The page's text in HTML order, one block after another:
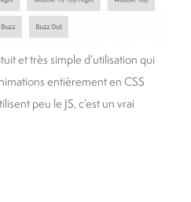
et très simple d’utilisation qui
entièrement en CSS
peu le JS, c’est un vrai